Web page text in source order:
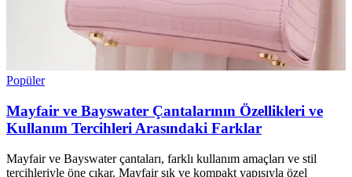
Popüler
Mayfair ve Bayswater Çantalarının Özellikleri ve
Kullanım Tercihleri Arasındaki Farklar
Mayfair ve Bayswater çantaları, farklı kullanım amaçları ve stil
tercihleriyle öne çıkar. Mayfair şık ve kompakt yapısıyla özel